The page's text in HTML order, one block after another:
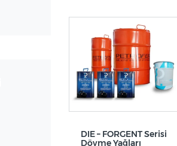
DIE – FORGENT Serisi
Dövme Yağları